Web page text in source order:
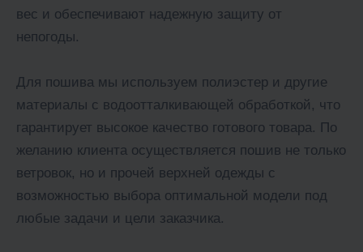
вес и обеспечивают надежную защиту от
непогоды.
Для пошива мы используем полиэстер и другие
материалы с водоотталкивающей обработкой, что
гарантирует высокое качество готового товара. По
желанию клиента осуществляется пошив не только
ветровок, но и прочей верхней одежды с
возможностью выбора оптимальной модели под
любые задачи и цели заказчика.